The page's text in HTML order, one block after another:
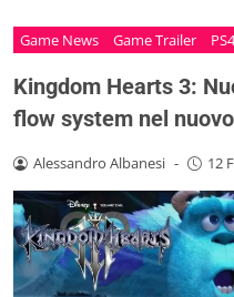
Game News Game Trailer PS4
Kingdom Hearts 3:
flow system nel
Alessandro Albanesi - 12